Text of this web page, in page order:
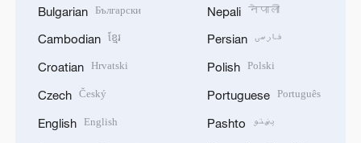
Bulgarian Български
Cambodian ខ្មែរ
Croatian Hrvatski
Czech Český
English English
Nepali नेपाली
Persian فارسی
Polish Polski
Portuguese Português
Pashto پښتو